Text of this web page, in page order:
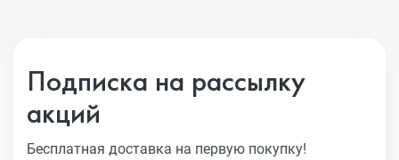
Подписка на рассылку
акций
Бесплатная доставка на первую покупку!